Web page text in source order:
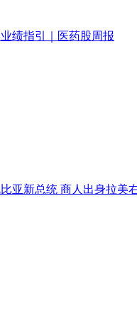
绩指引｜医药股周报
亚新总统 商人出身拉美